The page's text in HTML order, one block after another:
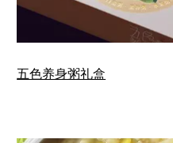
五色养身粥礼盒